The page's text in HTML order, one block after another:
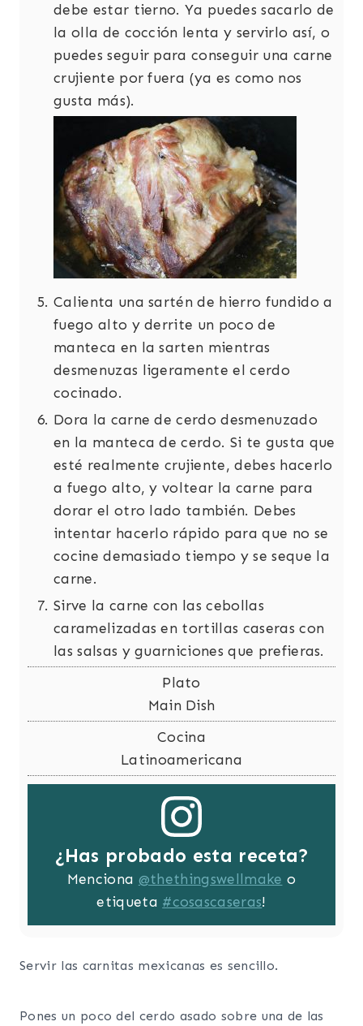
debe estar tierno. Ya puedes sacarlo de
la olla de cocción lenta y servirlo así, o
puedes seguir para conseguir una carne
crujiente por fuera (ya es como nos
gusta más).
Calienta una sartén de hierro fundido a
fuego alto y derrite un poco de
manteca en la sarten mientras
desmenuzas ligeramente el cerdo
cocinado.
Dora la carne de cerdo desmenuzado
en la manteca de cerdo. Si te gusta que
esté realmente crujiente, debes hacerlo
a fuego alto, y voltear la carne para
dorar el otro lado también. Debes
intentar hacerlo rápido para que no se
cocine demasiado tiempo y se seque la
carne.
Sirve la carne con las cebollas
caramelizadas en tortillas caseras con
las salsas y guarniciones que prefieras.
Plato
Main Dish
Cocina
Latinoamericana
¿Has probado esta receta?
Menciona @thethingswellmake o
etiqueta #cosascaseras!
Servir las carnitas mexicanas es sencillo.
Pones un poco del cerdo asado sobre una de las